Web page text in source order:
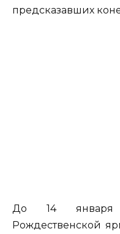
предсказавших
До 14 января
Рождественской